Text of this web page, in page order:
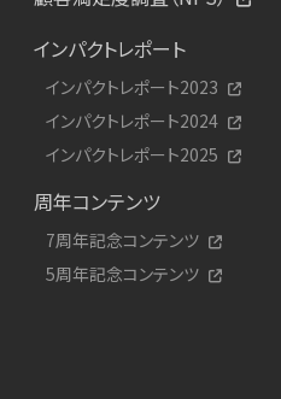
インパクトレポート
インパクトレポート2023
インパクトレポート2024
インパクトレポート2025
周年コンテンツ
7周年記念コンテンツ
5周年記念コンテンツ